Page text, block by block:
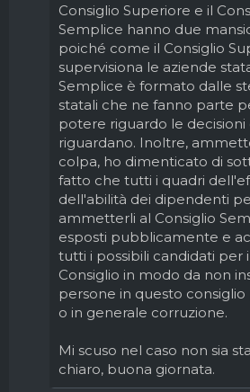
Consiglio Superiore e il
Semplice hanno due
poiché come il Consiglio
supervisiona le aziende
Semplice è formato dalle
statali che ne fanno parte
potere riguardo le decisioni
riguardano. Inoltre,
colpa, ho dimenticato di
fatto che tutti i quadri
dell'abilità dei dipendenti
ammetterli al Consiglio
esposti pubblicamente e
tutti i possibili candidati per
Consiglio in modo da non
persone in questo consiglio
o in generale corruzione.
Mi scuso nel caso non sia
chiaro, buona giornata.